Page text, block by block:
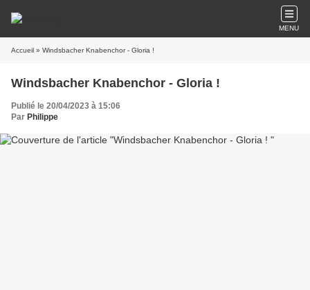
MENU
Accueil » Windsbacher Knabenchor - Gloria !
Windsbacher Knabenchor - Gloria !
Publié le 20/04/2023 à 15:06
Par Philippe